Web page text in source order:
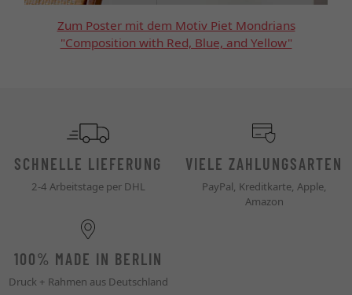
Zum Poster mit dem Motiv Piet Mondrians
"Composition with Red, Blue, and Yellow"
SCHNELLE LIEFERUNG
2-4 Arbeitstage per DHL
VIELE ZAHLUNGSARTEN
PayPal, Kreditkarte, Apple,
Amazon
100% MADE IN BERLIN
Druck + Rahmen aus Deutschland